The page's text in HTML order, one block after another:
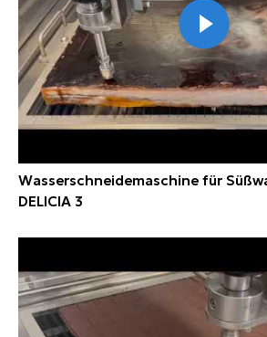
Wasserschneidemaschine für
DELICIA 3